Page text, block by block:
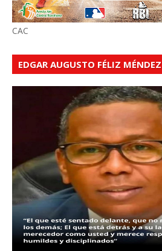
CAC
EDGAR AUGUSTO FÉLIZ MÉNDEZ